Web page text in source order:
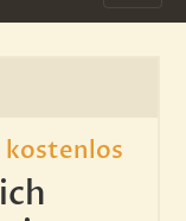
kostenlos